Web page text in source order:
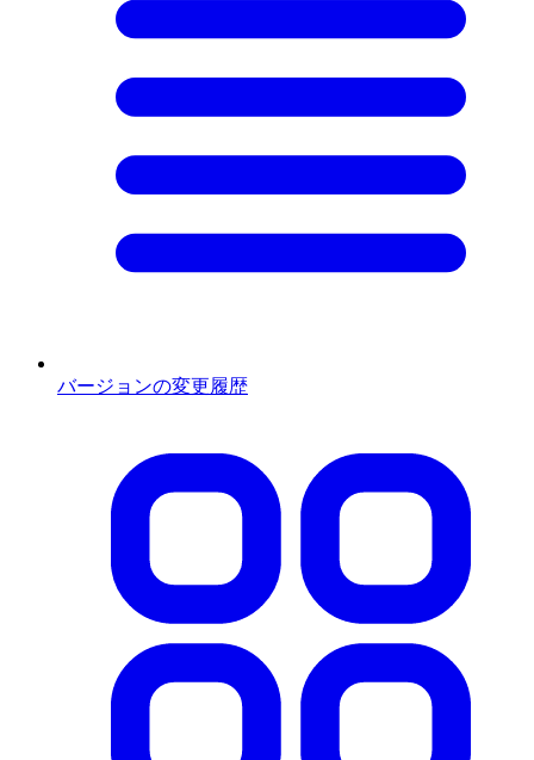
バージョンの変更履歴